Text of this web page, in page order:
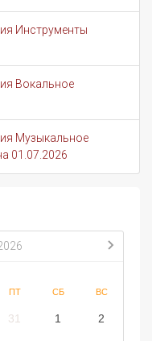
Инструменты
Вокальное
Музыкальное
01.07.2026
ПТ СБ ВС
31 1 2